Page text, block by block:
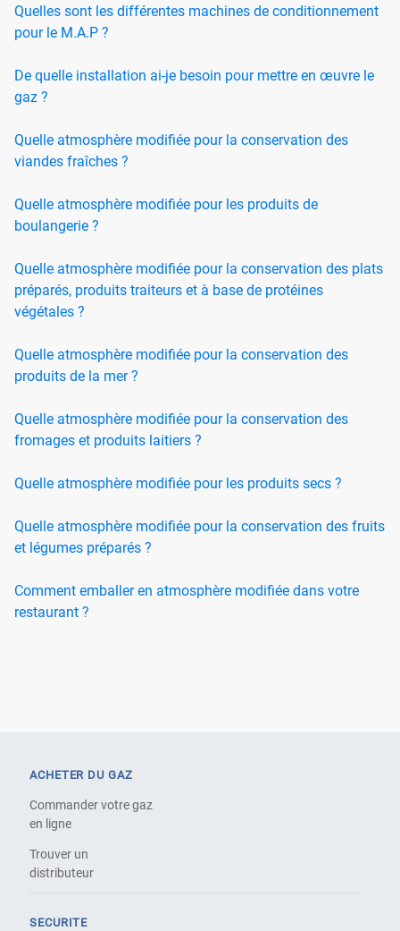
Quelles sont les différentes machines de conditionnement
pour le M.A.P ?
De quelle installation ai-je besoin pour mettre en œuvre le
gaz ?
Quelle atmosphère modifiée pour la conservation des
viandes fraîches ?
Quelle atmosphère modifiée pour les produits de
boulangerie ?
Quelle atmosphère modifiée pour la conservation des plats
préparés, produits traiteurs et à base de protéines
végétales ?
Quelle atmosphère modifiée pour la conservation des
produits de la mer ?
Quelle atmosphère modifiée pour la conservation des
fromages et produits laitiers ?
Quelle atmosphère modifiée pour les produits secs ?
Quelle atmosphère modifiée pour la conservation des fruits
et légumes préparés ?
Comment emballer en atmosphère modifiée dans votre
restaurant ?
ACHETER DU GAZ
Commander votre gaz
en ligne
Trouver un
distributeur
SECURITE